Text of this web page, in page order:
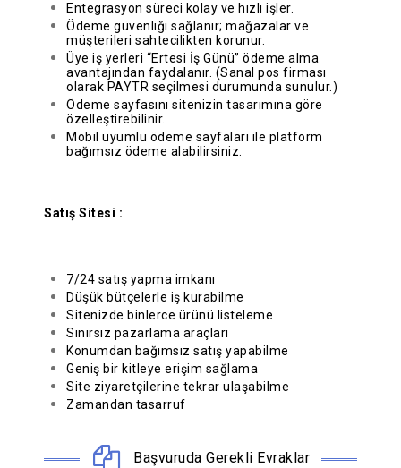
Entegrasyon süreci kolay ve hızlı işler.
Ödeme güvenliği sağlanır; mağazalar ve
müşterileri sahtecilikten korunur.
Üye iş yerleri “Ertesi İş Günü” ödeme alma
avantajından faydalanır. (Sanal pos firması
olarak PAYTR seçilmesi durumunda sunulur.)
Ödeme sayfasını sitenizin tasarımına göre
özelleştirebilinir.
Mobil uyumlu ödeme sayfaları ile platform
bağımsız ödeme alabilirsiniz.
Satış Sitesi :
7/24 satış yapma imkanı
Düşük bütçelerle iş kurabilme
Sitenizde binlerce ürünü listeleme
Sınırsız pazarlama araçları
Konumdan bağımsız satış yapabilme
Geniş bir kitleye erişim sağlama
Site ziyaretçilerine tekrar ulaşabilme
Zamandan tasarruf
Başvuruda Gerekli Evraklar